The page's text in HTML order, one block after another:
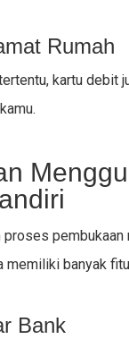
Rumah
kartu debit
proses
memiliki banyak
Bank